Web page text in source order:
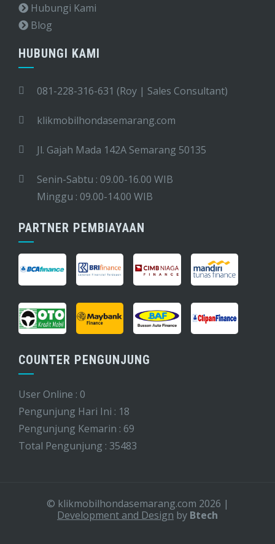
Hubungi Kami
Blog
HUBUNGI KAMI
081-228-316-631 (Roy | Sales Consultant)
klikmobilhondasemarang.com
Jl. Gajah Mada 142A Semarang 50135
Senin-Sabtu : 09.00-16.00 WIB
Minggu : 09.00-14.00 WIB
PARTNER PEMBIAYAAN
COUNTER PENGUNJUNG
User Online : 0
Pengunjung Hari Ini : 18
Pengunjung Kemarin : 69
Total Pengunjung : 35483
© klikmobilhondasemarang.com 2026 |
Development and Design by Btech